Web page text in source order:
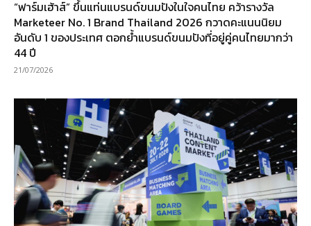
“ฟาร์มเฮ้าส์” ขึ้นแท่นแบรนด์ขนมปังในใจคนไทย คว้ารางวัล
Marketeer No. 1 Brand Thailand 2026 กวาดคะแนนนิยม
อันดับ 1 ของประเทศ ตอกย้ำแบรนด์ขนมปังที่อยู่คู่คนไทยมากว่า
44 ปี
21/07/2026